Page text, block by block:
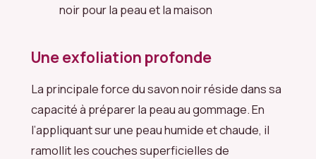
noir pour la peau et la maison
Une exfoliation profonde
La principale force du savon noir réside dans sa
capacité à préparer la peau au gommage. En
l’appliquant sur une peau humide et chaude, il
ramollit les couches superficielles de